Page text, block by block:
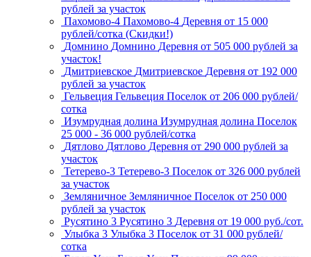
рублей за участок
Пахомово-4 Пахомово-4 Деревня от 15 000
рублей/сотка (Скидки!)
Домнино Домнино Деревня от 505 000 рублей за
участок!
Дмитриевское Дмитриевское Деревня от 192 000
рублей за участок
Гельвеция Гельвеция Поселок от 206 000 рублей/
сотка
Изумрудная долина Изумрудная долина Поселок
25 000 - 36 000 рублей/сотка
Дятлово Дятлово Деревня от 290 000 рублей за
участок
Тетерево-3 Тетерево-3 Поселок от 326 000 рублей
за участок
Земляничное Земляничное Поселок от 250 000
рублей за участок
Русятино 3 Русятино 3 Деревня от 19 000 руб./сот.
Улыбка 3 Улыбка 3 Поселок от 31 000 рублей/
сотка